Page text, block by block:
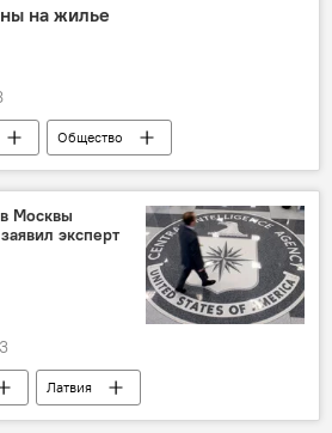
на жилье
Общество
цены на жилье
Москвы
эксперт
Латвия
Украина